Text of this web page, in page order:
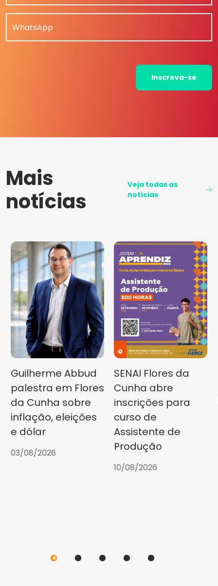
WhatsApp
Inscreva-se
Mais
notícias
Veja todas as
notícias
Guilherme Abbud
palestra em Flores
da Cunha sobre
inflação, eleições
e dólar
03/08/2026
SENAI Flores da
Cunha abre
inscrições para
curso de
Assistente de
Produção
10/08/2026